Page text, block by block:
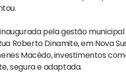
pela gestão
Roberto Dinamite, em Nova
Macêdo, investimentos
segura e adaptada.